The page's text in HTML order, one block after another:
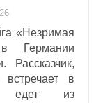
«Незримая
в Германии
Рассказчик,
встречает в
едет из